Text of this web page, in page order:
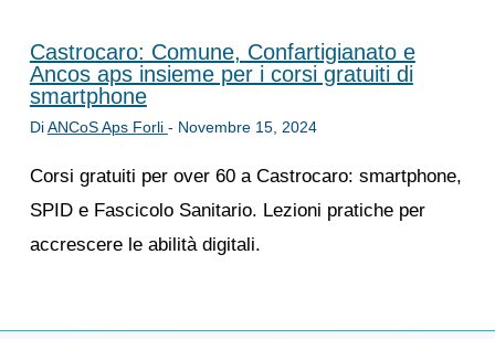
Castrocaro: Comune, Confartigianato e
Ancos aps insieme per i corsi gratuiti di
smartphone
DiANCoS Aps Forli - Novembre 15, 2024
Corsi gratuiti per over 60 a Castrocaro: smartphone,
SPID e Fascicolo Sanitario. Lezioni pratiche per
accrescere le abilità digitali.